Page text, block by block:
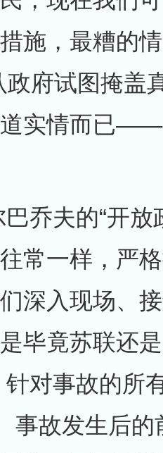
施，最糟的
政府试图掩盖
实情而已
乔夫的“开放
常一样，严
深入现场、
毕竟苏联还
对事故的所
事故发生后